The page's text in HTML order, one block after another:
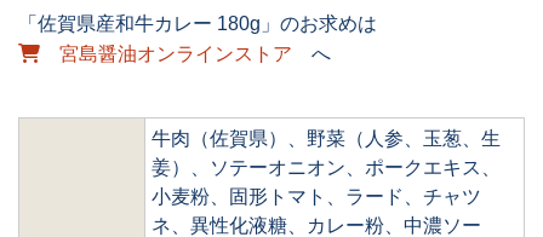
「佐賀県産和牛カレー 180g」のお求めは
宮島醤油オンラインストア へ
牛肉（佐賀県）、野菜（人参、玉葱、生
姜）、ソテーオニオン、ポークエキス、
小麦粉、固形トマト、ラード、チャツ
ネ、異性化液糖、カレー粉、中濃ソー